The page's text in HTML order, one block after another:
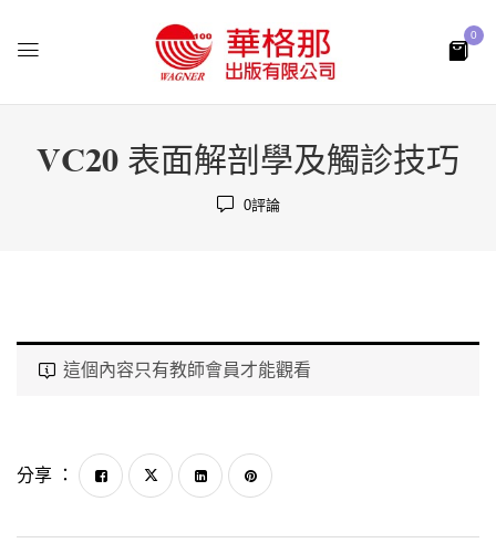
0
VC20 表面解剖學及觸診技巧
0評論
這個內容只有教師會員才能觀看
分享 ：